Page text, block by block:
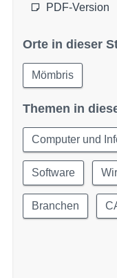
PDF-Version
Orte in dieser
Mömbris
Themen in
Computer und
Software
Branchen